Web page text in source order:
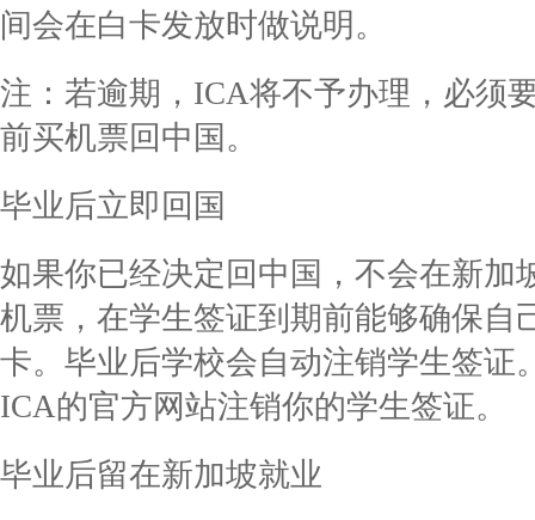
间会在白卡发放时做说明。
注：若逾期，ICA将不予办理，必须
前买机票回中国。
毕业后立即回国
如果你已经决定回中国，不会在新加
机票，在学生签证到期前能够确保自
卡。毕业后学校会自动注销学生签证
ICA的官方网站注销你的学生签证。
毕业后留在新加坡就业